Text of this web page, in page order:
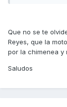
Que no se te
Reyes, que la
por la chimenea y
Saludos